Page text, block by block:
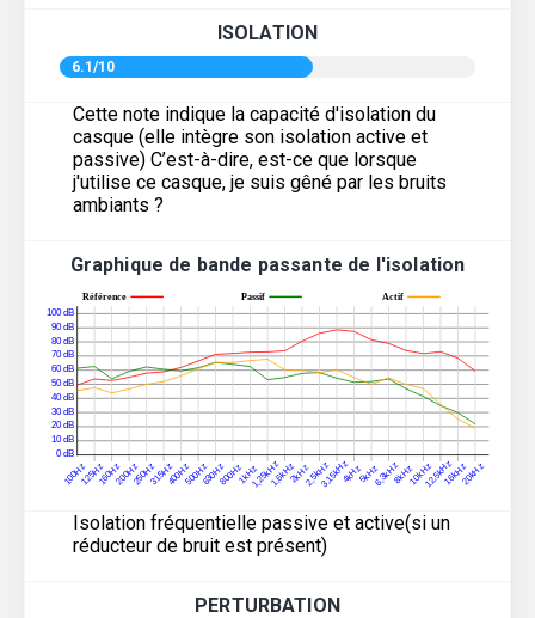
ISOLATION
6.1/10
Cette note indique la capacité d'isolation du
casque (elle intègre son isolation active et
passive) C’est-à-dire, est-ce que lorsque
j'utilise ce casque, je suis gêné par les bruits
ambiants ?
Graphique de bande passante de l'isolation
Isolation fréquentielle passive et active(si un
réducteur de bruit est présent)
PERTURBATION